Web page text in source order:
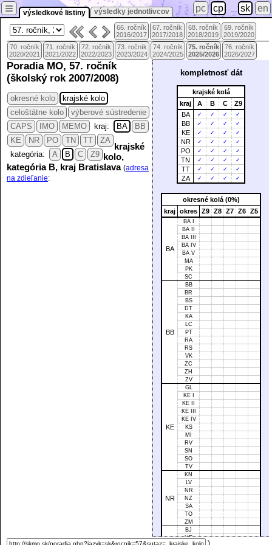
výsledkové listiny výsledky jednotlivcov
≡ pc cp sk en
66. ročník
2016/2017
67. ročník
2017/2018
68. ročník
2018/2019
69. ročník
2019/2020
70. ročník
2020/2021
71. ročník
2021/2022
72. ročník
2022/2023
73. ročník
2023/2024
74. ročník
2024/2025
75. ročník
2025/2026
76. ročník
2026/2027
kompletnosť dát
krajské kolá
kraj
A B C
Z9
BA
✓ ✓ ✓ ✓
BB ✓ ✓ ✓ ✓
KE ✓ ✓ ✓ ✓
NR ✓ ✓ ✓ ✓
PO ✓ ✓ ✓ ✓
TN ✓ ✓ ✓ ✓
TT ✓ ✓ ✓ ✓
ZA ✓ ✓ ✓ ✓
okresné kolá (0%)
kraj okres Z9 Z8 Z7 Z6 Z5
BA
BA I
BA II
BA III
BA IV
BA V
MA
PK
SC
BB
BB
BR
BS
DT
KA
LC
PT
RA
RS
VK
ZC
ZH
ZV
KE
GL
KE I
KE II
KE III
KE IV
KS
MI
RV
SN
SO
TV
NR
KN
LV
NR
NZ
SA
TO
ZM
BJ
HE
Poradia MO, 57. ročník
(školský rok 2007/2008)
okresné kolo
krajské kolo
celoštátne kolo
výberové sústredenie
CAPS
IMO MEMO kraj: BA
BB
KE
NR PO TN TT
ZA
kategória:
A B C Z9
krajské
kolo,
kategória B, kraj Bratislava (adresa
na zdieľanie: